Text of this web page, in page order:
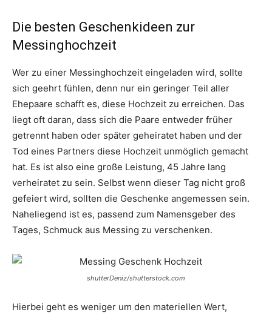
Die besten Geschenkideen zur
Messinghochzeit
Wer zu einer Messinghochzeit eingeladen wird, sollte
sich geehrt fühlen, denn nur ein geringer Teil aller
Ehepaare schafft es, diese Hochzeit zu erreichen. Das
liegt oft daran, dass sich die Paare entweder früher
getrennt haben oder später geheiratet haben und der
Tod eines Partners diese Hochzeit unmöglich gemacht
hat. Es ist also eine große Leistung, 45 Jahre lang
verheiratet zu sein. Selbst wenn dieser Tag nicht groß
gefeiert wird, sollten die Geschenke angemessen sein.
Naheliegend ist es, passend zum Namensgeber des
Tages, Schmuck aus Messing zu verschenken.
shutterDeniz/shutterstock.com
Hierbei geht es weniger um den materiellen Wert,